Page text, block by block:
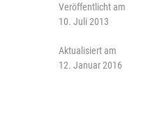
Veröffentlicht am
10. Juli 2013
Aktualisiert am
12. Januar 2016